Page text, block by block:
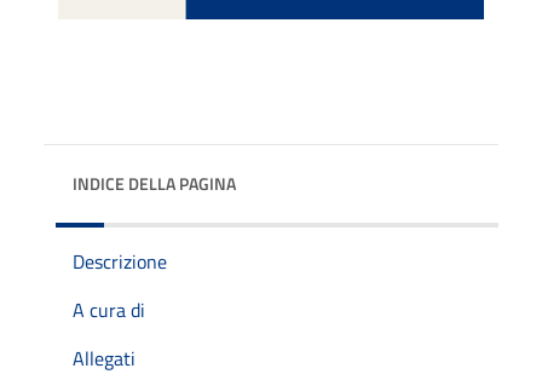
INDICE DELLA PAGINA
Descrizione
A cura di
Allegati